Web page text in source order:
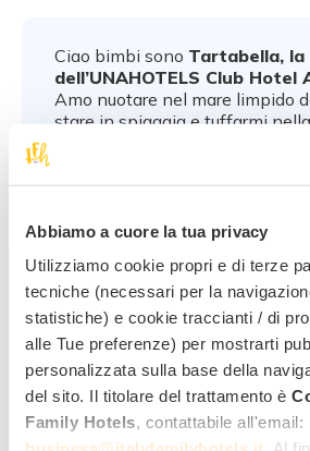
Abbiamo a cuore la tua privacy
Utilizziamo cookie propri e di terze
tecniche (necessari per la
statistiche) e cookie traccianti / di
alle Tue preferenze) per mostrarti
personalizzata sulla base della
del sito. Il titolare del trattamento è
Family Hotels, contattabile all'email:
Ciao bimbi sono Tartabella,
dell’UNAHOTELS Club Hotel
Amo nuotare nel mare limpido
stare in spiaggia e tuffarmi
panoramica. In realtà sono
feste, dei Nutella Party e della
Vi aspetto per giocare e